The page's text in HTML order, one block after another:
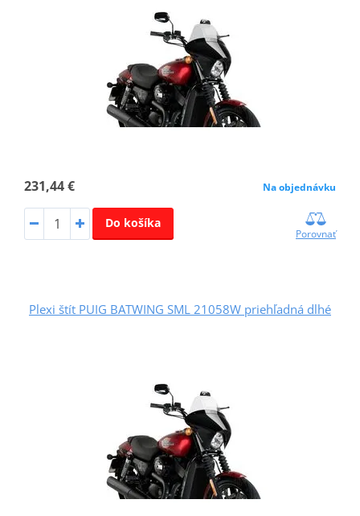
231,44 € Na objednávku
Do košíka
Porovnať
Plexi štít PUIG BATWING SML 21058W priehľadná dlhé